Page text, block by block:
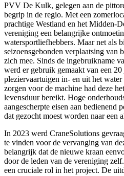
PVV De Kulk, gelegen aan de
begrip in de regio. Met een
prachtige Westland en het Midden-
vereniging een belangrijke
watersportliefhebbers. Maar net als
seizoensgebonden verplaatsing van
zich mee. Sinds de ingebruikname
werd er gebruik gemaakt van een
pleziervaartuigen in- en uit het
zorgen voor de machine had deze
levensduur bereikt. Hoge
aangescherpte eisen aan bedienend
dat gezocht moest worden naar een
In 2023 werd CraneSolutions
te vinden voor de vervanging van
belangrijk dat de nieuwe kraan
door de leden van de vereniging
een cruciale rol in het project. De